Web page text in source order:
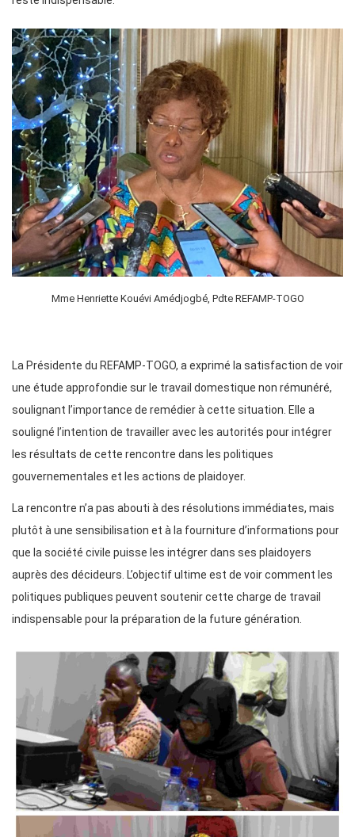
Mme Henriette Kouévi Amédjogbé, Pdte REFAMP-TOGO
La Présidente du REFAMP-TOGO, a exprimé la satisfaction de voir
une étude approfondie sur le travail domestique non rémunéré,
soulignant l’importance de remédier à cette situation. Elle a
souligné l’intention de travailler avec les autorités pour intégrer
les résultats de cette rencontre dans les politiques
gouvernementales et les actions de plaidoyer.
La rencontre n’a pas abouti à des résolutions immédiates, mais
plutôt à une sensibilisation et à la fourniture d’informations pour
que la société civile puisse les intégrer dans ses plaidoyers
auprès des décideurs. L’objectif ultime est de voir comment les
politiques publiques peuvent soutenir cette charge de travail
indispensable pour la préparation de la future génération.